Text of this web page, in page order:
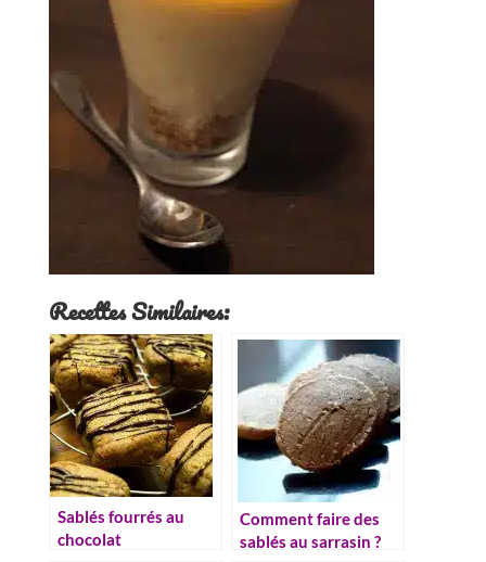
Recettes Similaires:
Sablés fourrés au
chocolat
Comment faire des
sablés au sarrasin ?